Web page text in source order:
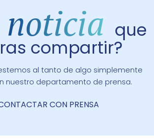
noticia que
compartir?
al tanto de algo simplemente
nuestro departamento de prensa.
CON PRENSA